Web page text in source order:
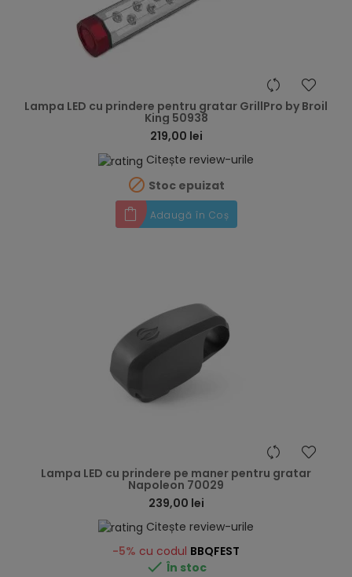
Lampa LED cu prindere pentru gratar GrillPro by Broil
King 50938
219,00 lei
Citește review-urile
 Stoc epuizat
Adaugă în Coș
Lampa LED cu prindere pe maner pentru gratar
Napoleon 70029
239,00 lei
Citește review-urile
-5% cu codul BBQFEST
 În stoc